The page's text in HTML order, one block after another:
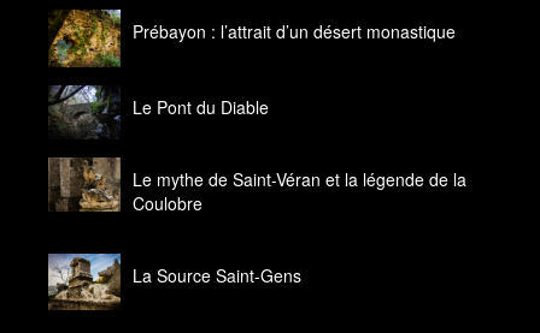
Prébayon : l’attrait d’un désert monastique
Le Pont du Diable
Le mythe de Saint-Véran et la légende de la
Coulobre
La Source Saint-Gens